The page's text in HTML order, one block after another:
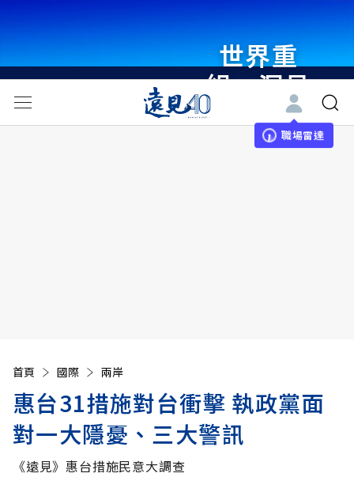
世界重
組・洞見
未來 與
世界領袖
職場雷達
首頁 國際 兩岸
惠台31措施對台衝擊 執政黨面
對一大隱憂、三大警訊
《遠見》惠台措施民意大調查